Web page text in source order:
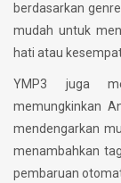
berdasarkan
mudah untuk
hati atau
YMP3 juga
memungkinkan
mendengarkan
menambahkan
pembaruan